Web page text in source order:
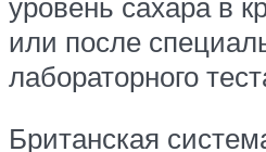
или после
лабораторного
Британская